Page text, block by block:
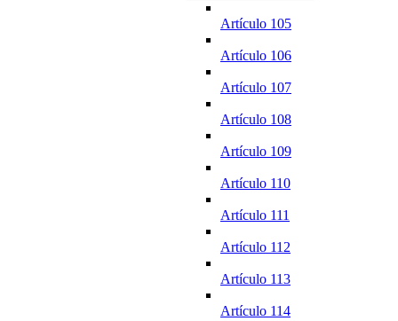
Artículo 105
Artículo 106
Artículo 107
Artículo 108
Artículo 109
Artículo 110
Artículo 111
Artículo 112
Artículo 113
Artículo 114